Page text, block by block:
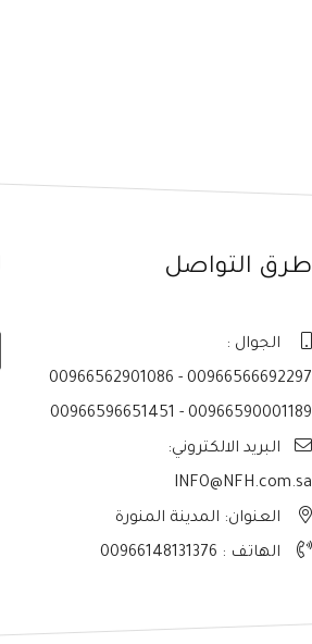
طرق التواصل
الجوال :
00966562901086 - 00966566692297
00966596651451 - 00966590001189
البريد الالكتروني:
INFO@NFH.com.sa
العنوان: المدينة المنورة
الهاتف : 00966148131376